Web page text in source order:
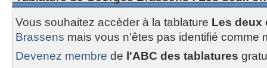
Vous souhaitez accèder à la tablature Les deux
Brassens mais vous n'êtes pas identifié comme
Devenez membre de l'ABC des tablatures